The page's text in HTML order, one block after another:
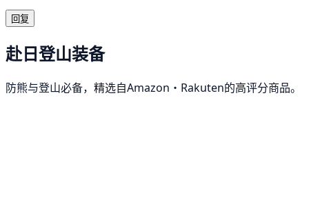
回复
赴日登山装备
防熊与登山必备，精选自Amazon・Rakuten的高评分商品。